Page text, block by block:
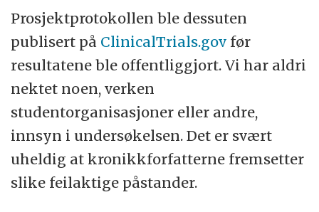
Prosjektprotokollen ble dessuten
publisert på ClinicalTrials.gov før
resultatene ble offentliggjort. Vi har aldri
nektet noen, verken
studentorganisasjoner eller andre,
innsyn i undersøkelsen. Det er svært
uheldig at kronikkforfatterne fremsetter
slike feilaktige påstander.